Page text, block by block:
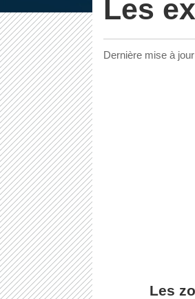
Les
Dernière mise à
Les